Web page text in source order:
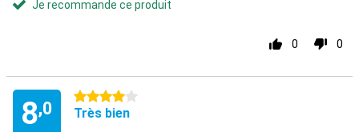
Je recommande ce produit
0 0
8,0
4 étoiles
Très bien